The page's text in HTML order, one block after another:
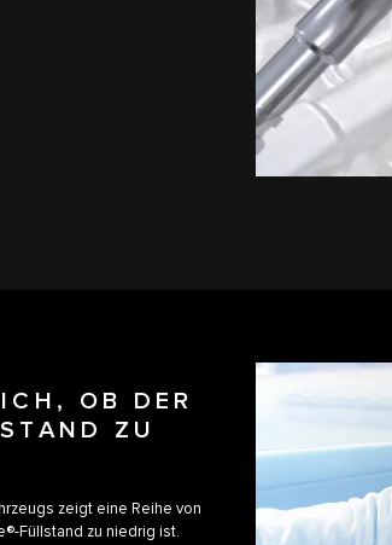
OB DER
ZU
zeigt eine Reihe von
Füllstand zu niedrig ist.